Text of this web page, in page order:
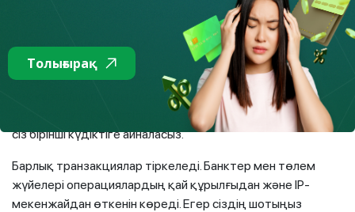
схемалар қарапайым адамды қылмысқа қатысушы етеді.
Неліктен бұл қауіпті?
Көп адам: «Не болды, мен жаман ештеңе істеген жоқпын,
тек карта/шотымды бердім ғой» деп ойлайды. Бірақ
дропперліктің қауіптілігі – құқық қорғау органдары үшін
сіз бірінші күдіктіге айналасыз.
Барлық транзакциялар тіркеледі. Банктер мен төлем
жүйелері операциялардың қай құрылғыдан және IP-
мекенжайдан өткенін көреді. Егер сіздің шотыңыз
Толығырақ